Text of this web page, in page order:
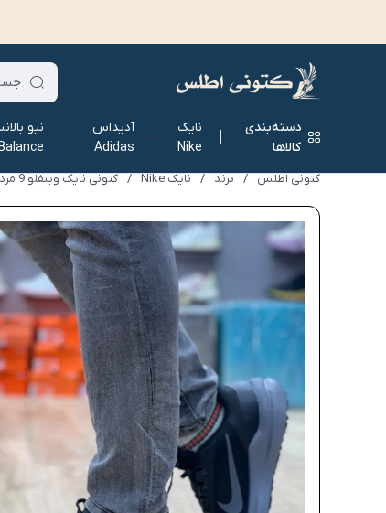
دسته‌بندی
کالاها
نایک
Nike
آدیداس
Adidas
کتونی اطلس / برند / نایک Nike / کتونی نایک وینفلو 9 مردانه مشکی طوسی